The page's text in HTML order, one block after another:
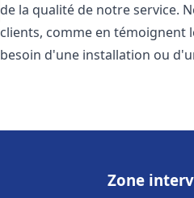
de la qualité de notre service.
clients, comme en témoignent
besoin d'une installation ou
Zone